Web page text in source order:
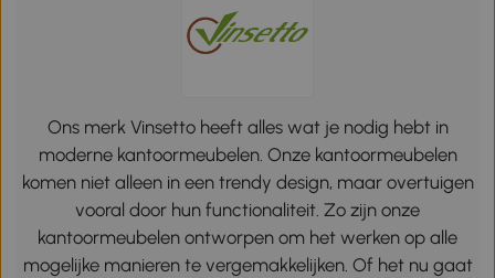
Ons merk Vinsetto heeft alles wat je nodig hebt in
moderne kantoormeubelen. Onze kantoormeubelen
komen niet alleen in een trendy design, maar overtuigen
vooral door hun functionaliteit. Zo zijn onze
kantoormeubelen ontworpen om het werken op alle
mogelijke manieren te vergemakkelijken. Of het nu gaat